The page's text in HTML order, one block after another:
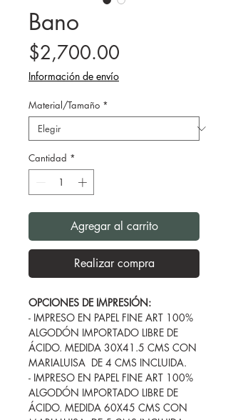
Bano
$2,700.00
Información de envío
Material/Tamaño *
Cantidad *
Agregar al carrito
Realizar compra
OPCIONES DE IMPRESIÓN:
- IMPRESO EN PAPEL FINE ART 100%
ALGODÓN IMPORTADO LIBRE DE
ÁCIDO. MEDIDA 30X41.5 CMS CON
MARIALUISA DE 4 CMS INCLUIDA.
- IMPRESO EN PAPEL FINE ART 100%
ALGODÓN IMPORTADO LIBRE DE
ÁCIDO. MEDIDA 60X45 CMS CON